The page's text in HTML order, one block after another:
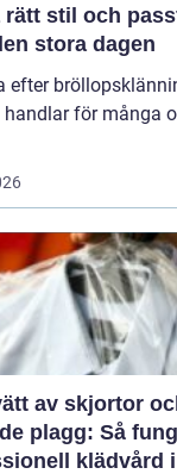
rätt stil och
stora dagen
efter
handlar för många
av skjortor
plagg: Så
klädvård i